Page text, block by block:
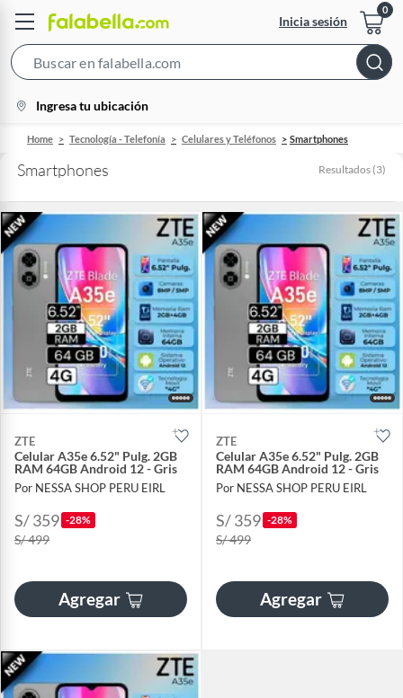
Inicia sesión
Bar
location-
icon
Ingresa tu ubicación
Home Tecnología - Telefonía Celulares y Teléfonos Smartphones
Smartphones Resultados (3)
ZTE
Celular A35e 6.52" Pulg. 2GB
RAM 64GB Android 12 - Gris
Por NESSA SHOP PERU EIRL
S/ 359 -28%
S/ 499
Agregar
ZTE
Celular A35e 6.52" Pulg. 2GB
RAM 64GB Android 12 - Gris
Por NESSA SHOP PERU EIRL
S/ 359 -28%
S/ 499
Agregar